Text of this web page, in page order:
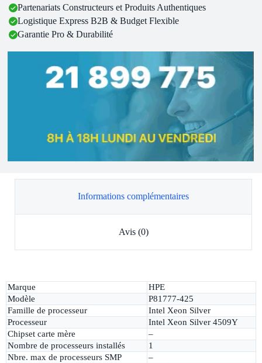
Partenariats Constructeurs et Produits Authentiques
Logistique Express B2B & Budget Flexible
Garantie Pro & Durabilité
Informations complémentaires
Avis (0)
Marque
HPE
Modèle
P81777-425
Famille de processeur
Intel Xeon Silver
Processeur
Intel Xeon Silver 4509Y
Chipset carte mère
–
Nombre de processeurs installés
1
Nbre. max de processeurs SMP
–